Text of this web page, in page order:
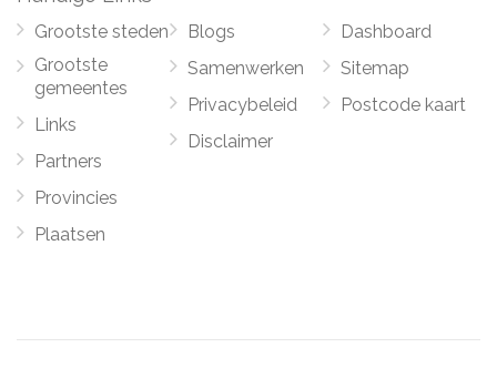
Grootste steden
Grootste
gemeentes
Links
Partners
Provincies
Plaatsen
Blogs
Samenwerken
Privacybeleid
Disclaimer
Dashboard
Sitemap
Postcode kaart